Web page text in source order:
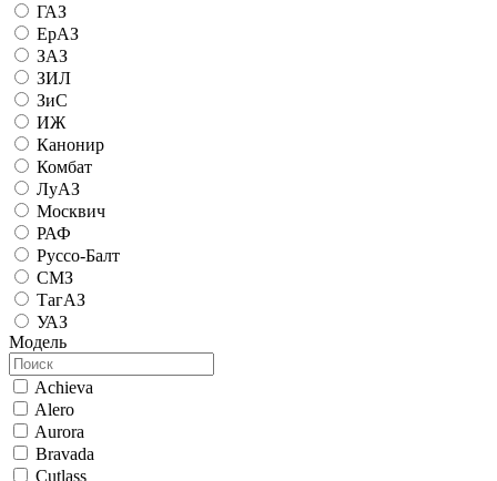
ГАЗ
ЕрАЗ
ЗАЗ
ЗИЛ
ЗиС
ИЖ
Канонир
Комбат
ЛуАЗ
Москвич
РАФ
Руссо-Балт
СМЗ
ТагАЗ
УАЗ
Модель
Achieva
Alero
Aurora
Bravada
Cutlass